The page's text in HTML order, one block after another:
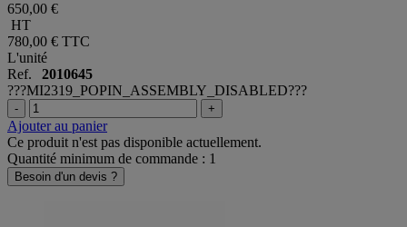
650,00 €
HT
780,00 € TTC
L'unité
Ref. 2010645
???MI2319_POPIN_ASSEMBLY_DISABLED???
- +
Ajouter au panier
Ce produit n'est pas disponible actuellement.
Quantité minimum de commande : 1
Besoin d'un devis ?